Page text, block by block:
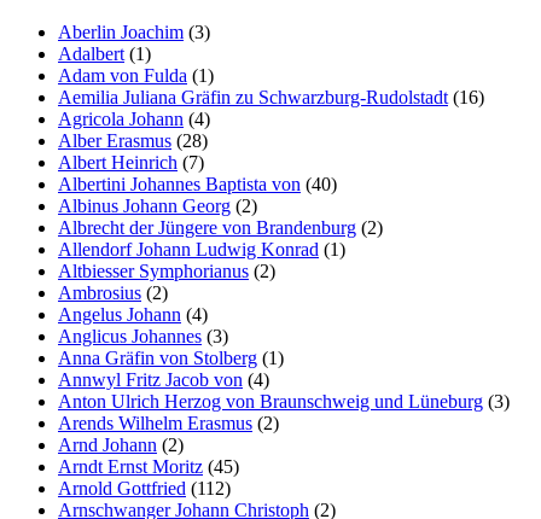
Aberlin Joachim (3)
Adalbert (1)
Adam von Fulda (1)
Aemilia Juliana Gräfin zu Schwarzburg-Rudolstadt (16)
Agricola Johann (4)
Alber Erasmus (28)
Albert Heinrich (7)
Albertini Johannes Baptista von (40)
Albinus Johann Georg (2)
Albrecht der Jüngere von Brandenburg (2)
Allendorf Johann Ludwig Konrad (1)
Altbiesser Symphorianus (2)
Ambrosius (2)
Angelus Johann (4)
Anglicus Johannes (3)
Anna Gräfin von Stolberg (1)
Annwyl Fritz Jacob von (4)
Anton Ulrich Herzog von Braunschweig und Lüneburg (3)
Arends Wilhelm Erasmus (2)
Arnd Johann (2)
Arndt Ernst Moritz (45)
Arnold Gottfried (112)
Arnschwanger Johann Christoph (2)